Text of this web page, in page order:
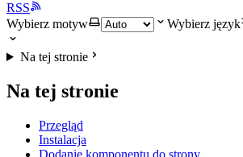
RSS
Wybierz motyw
Wybierz język
Na tej stronie
Na tej stronie
Przegląd
Instalacja
Dodanie komponentu do strony